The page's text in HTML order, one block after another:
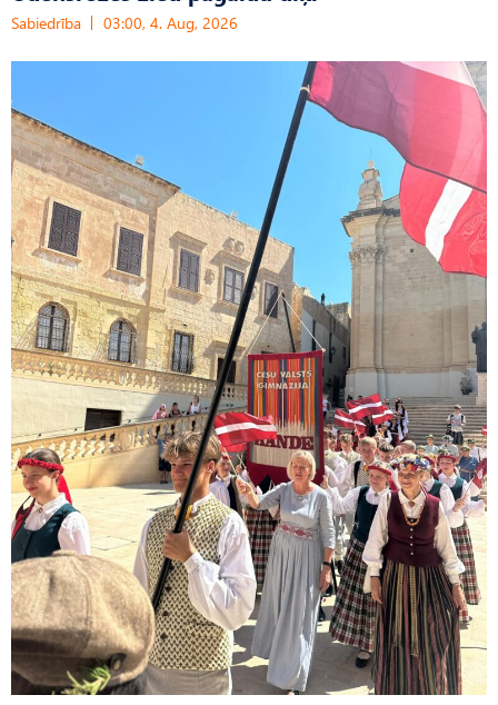
Sabiedrība 03:00, 4. Aug, 2026